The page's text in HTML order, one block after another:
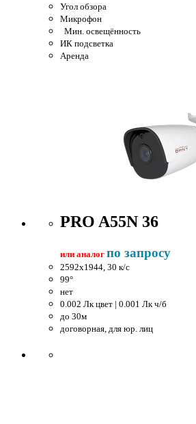
Угол обзора
Микрофон
Мин. освещённость
ИК подсветка
Аренда
PRO A55N 36
или аналог по запросу
2592x1944, 30 к/c
99°
нет
0.002 Лк цвет | 0.001 Лк ч/б
до 30м
договорная, для юр. лиц